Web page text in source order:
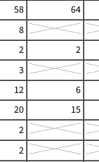
58
64
8
2
2
3
12
6
20
15
2
2